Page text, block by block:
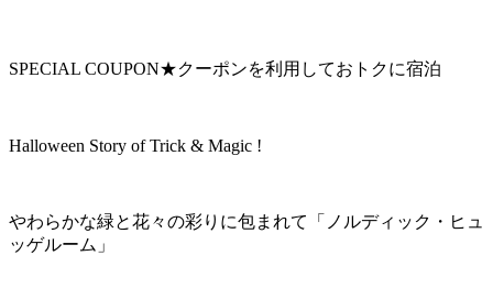
SPECIAL COUPON★クーポンを利用しておトクに宿泊
Halloween Story of Trick & Magic !
やわらかな緑と花々の彩りに包まれて「ノルディック・ヒュ
ッゲルーム」